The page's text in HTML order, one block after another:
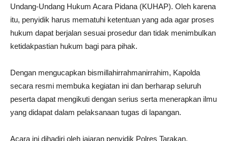
Undang-Undang Hukum Acara Pidana (KUHAP). Oleh karena
itu, penyidik harus mematuhi ketentuan yang ada agar proses
hukum dapat berjalan sesuai prosedur dan tidak menimbulkan
ketidakpastian hukum bagi para pihak.
Dengan mengucapkan bismillahirrahmanirrahim, Kapolda
secara resmi membuka kegiatan ini dan berharap seluruh
peserta dapat mengikuti dengan serius serta menerapkan ilmu
yang didapat dalam pelaksanaan tugas di lapangan.
Acara ini dihadiri oleh jajaran penyidik Polres Tarakan,